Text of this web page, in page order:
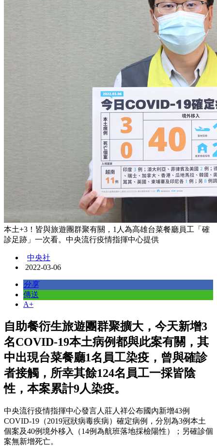
本土+3！皆與旅遊團群聚有關，1人為高雄台菜餐廳員工「確
診足跡」一次看。中央流行疫情指揮中心提供
中央社
2022-03-06
分享
傳送
A+
自助餐衍生旅遊團群聚擴大，今天新增3
名COVID-19本土病例都與此案有關，其
中出現台菜餐廳1名員工染疫，曾與確診
者接觸，所幸其餘124名員工一採皆陰
性，本案累計9人染疫。
中央流行疫情指揮中心發言人莊人祥公布國內新增43例
COVID-19（2019冠狀病毒疾病）確定病例，分別為3例本土
個案及40例境外移入（14例為航班落地採檢陽性）；另確診個
案無新增死亡。